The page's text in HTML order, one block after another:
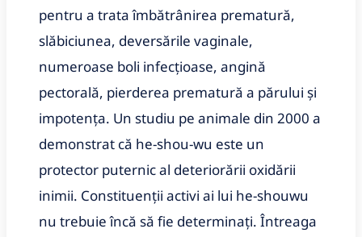
pentru a trata îmbătrânirea prematură,
slăbiciunea, deversările vaginale,
numeroase boli infecțioase, angină
pectorală, pierderea prematură a părului și
impotența. Un studiu pe animale din 2000 a
demonstrat că he-shou-wu este un
protector puternic al deteriorării oxidării
inimii. Constituenții activi ai lui he-shouwu
nu trebuie încă să fie determinați. Întreaga